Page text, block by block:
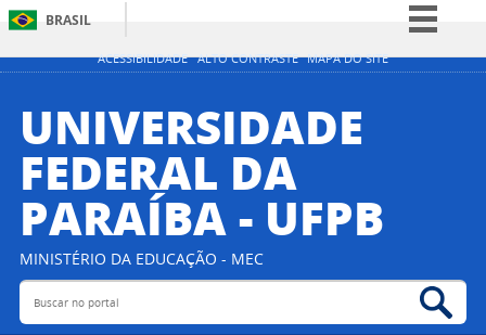
ACESSIBILIDADE ALTO CONTRASTE MAPA DO SITE
BRASIL
Simplifique!
Participe
Acesso à informação
Canais
UNIVERSIDADE
FEDERAL DA
PARAÍBA - UFPB
MINISTÉRIO DA EDUCAÇÃO - MEC
Buscar no portal